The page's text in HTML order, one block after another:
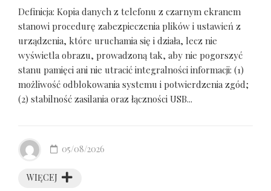
Definicja: Kopia danych z telefonu z czarnym ekranem
stanowi procedurę zabezpieczenia plików i ustawień z
urządzenia, które uruchamia się i działa, lecz nie
wyświetla obrazu, prowadzoną tak, aby nie pogorszyć
stanu pamięci ani nie utracić integralności informacji: (1)
możliwość odblokowania systemu i potwierdzenia zgód;
(2) stabilność zasilania oraz łączności USB...
WIĘCEJ
05/08/2026